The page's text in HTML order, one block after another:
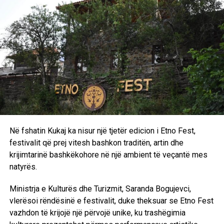
ulët. Në njëfarë mënyre mendoja: ‘Nuk do të mund të bëj
asgjë, nuk do të mund të shkoj askund, nuk do të mund të
udhëtoj’, sepse ne nuk mund të udhëtonim lirshëm
atëkohë”, ka thënë ajo. Ka shpjeguar se edhe kur dikush
shkonte në një koncert, të gjithë mblidheshin rreth tij për ta
pyetur si kishte qenë. Ka rrëfyer se vetë nuk kishte qenë
kurrë në një koncert para luftës.
“Për mua ishte shumë e rëndësishme të tregoja atë që
kemi kaluar, mënyrën se si njerëzit përpiqen të jetojnë
edhe në rrethana të tilla dhe si përpiqen ta ndryshojnë
realitetin e tyre. Doja t’ia tregoja dhe t’ia rrëfeja këtë botës.
Por gjithashtu sepse mendoj se kjo histori lidhet me
shumë adoleshentë sot që ende jetojnë në zona konflikti,
fatkeqësisht”, ka deklaruar regjisorja për dramën e saj.
Filmi zhvillohet në periudhën e luftës së Kosovës, e cila
zgjati nga viti 1998 deri në vitin 1999, kur presidenti i
atëhershëm serb Slobodan Milosheviq ia hoqi Kosovës
Në fshatin Kukaj ka nisur një tjetër edicion i Etno Fest,
festivalit që prej vitesh bashkon traditën, artin dhe
krijimtarinë bashkëkohore në një ambient të veçantë mes
natyrës.
Ministrja e Kulturës dhe Turizmit, Saranda Bogujevci,
vlerësoi rëndësinë e festivalit, duke theksuar se Etno Fest
vazhdon të krijojë një përvojë unike, ku trashëgimia